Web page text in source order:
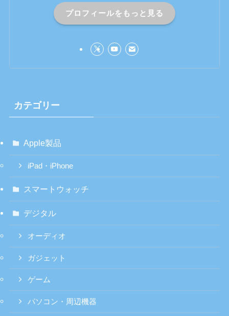
プロフィールをもっと見る
カテゴリー
Apple製品
iPad・iPhone
スマートウォッチ
デジタル
オーディオ
ガジェット
ゲーム
パソコン・周辺機器